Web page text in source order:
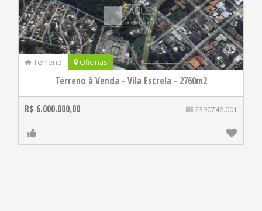
Terreno Oficinas
Terreno à Venda - Vila Estrela - 2760m2
R$ 6.000.000,00 2390748.001